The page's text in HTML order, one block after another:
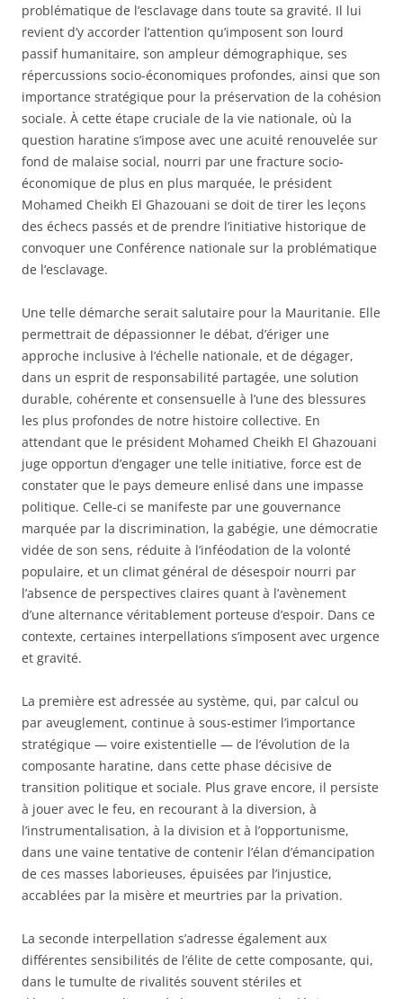
problématique de l’esclavage dans toute sa gravité. Il lui
revient d’y accorder l’attention qu’imposent son lourd
passif humanitaire, son ampleur démographique, ses
répercussions socio-économiques profondes, ainsi que son
importance stratégique pour la préservation de la cohésion
sociale. À cette étape cruciale de la vie nationale, où la
question haratine s’impose avec une acuité renouvelée sur
fond de malaise social, nourri par une fracture socio-
économique de plus en plus marquée, le président
Mohamed Cheikh El Ghazouani se doit de tirer les leçons
des échecs passés et de prendre l’initiative historique de
convoquer une Conférence nationale sur la problématique
de l’esclavage.
Une telle démarche serait salutaire pour la Mauritanie. Elle
permettrait de dépassionner le débat, d’ériger une
approche inclusive à l’échelle nationale, et de dégager,
dans un esprit de responsabilité partagée, une solution
durable, cohérente et consensuelle à l’une des blessures
les plus profondes de notre histoire collective. En
attendant que le président Mohamed Cheikh El Ghazouani
juge opportun d’engager une telle initiative, force est de
constater que le pays demeure enlisé dans une impasse
politique. Celle-ci se manifeste par une gouvernance
marquée par la discrimination, la gabégie, une démocratie
vidée de son sens, réduite à l’inféodation de la volonté
populaire, et un climat général de désespoir nourri par
l’absence de perspectives claires quant à l’avènement
d’une alternance véritablement porteuse d’espoir. Dans ce
contexte, certaines interpellations s’imposent avec urgence
et gravité.
La première est adressée au système, qui, par calcul ou
par aveuglement, continue à sous-estimer l’importance
stratégique — voire existentielle — de l’évolution de la
composante haratine, dans cette phase décisive de
transition politique et sociale. Plus grave encore, il persiste
à jouer avec le feu, en recourant à la diversion, à
l’instrumentalisation, à la division et à l’opportunisme,
dans une vaine tentative de contenir l’élan d’émancipation
de ces masses laborieuses, épuisées par l’injustice,
accablées par la misère et meurtries par la privation.
La seconde interpellation s’adresse également aux
différentes sensibilités de l’élite de cette composante, qui,
dans le tumulte de rivalités souvent stériles et